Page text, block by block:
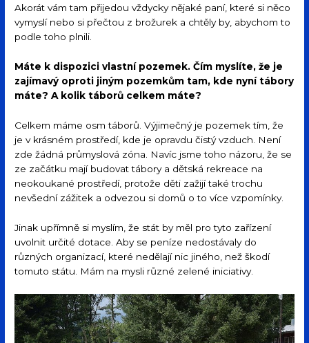
Akorát vám tam přijedou vždycky nějaké paní, které si něco
vymyslí nebo si přečtou z brožurek a chtěly by, abychom to
podle toho plnili.
Máte k dispozici vlastní pozemek. Čím myslíte, že je
zajímavý oproti jiným pozemkům tam, kde nyní tábory
máte? A kolik táborů celkem máte?
Celkem máme osm táborů. Výjimečný je pozemek tím, že
je v krásném prostředí, kde je opravdu čistý vzduch. Není
zde žádná průmyslová zóna. Navíc jsme toho názoru, že se
ze začátku mají budovat tábory a dětská rekreace na
neokoukané prostředí, protože děti zažijí také trochu
nevšední zážitek a odvezou si domů o to více vzpomínky.
Jinak upřímně si myslím, že stát by měl pro tyto zařízení
uvolnit určité dotace. Aby se peníze nedostávaly do
různých organizací, které nedělají nic jiného, než škodí
tomuto státu. Mám na mysli různé zelené iniciativy.